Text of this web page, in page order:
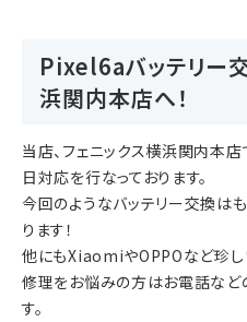
Pixel6aバッテリー
浜関内本店へ！
当店、フェニックス横浜関内本
日対応を行なっております。
今回のようなバッテリー交換は
ります！
他にもXiaomiやOPPOなど珍し
修理をお悩みの方はお電話など
す。